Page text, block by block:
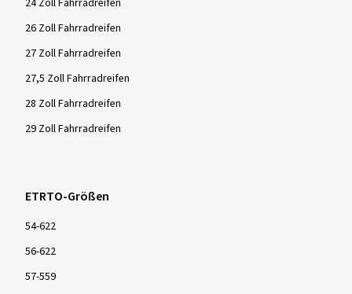
24 Zoll Fahrradreifen
26 Zoll Fahrradreifen
27 Zoll Fahrradreifen
27,5 Zoll Fahrradreifen
28 Zoll Fahrradreifen
29 Zoll Fahrradreifen
ETRTO-Größen
54-622
56-622
57-559